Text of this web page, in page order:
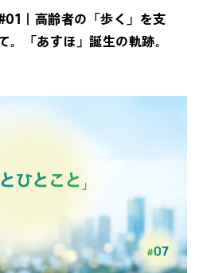
｜高齢者の「歩く」を支
。「あすほ」誕生の軌跡。